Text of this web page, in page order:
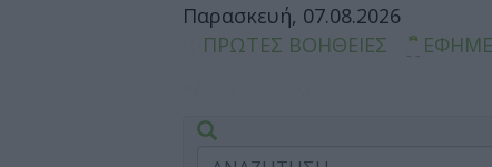
Παρασκευή, 07.08.2026
ΠΡΩΤΕΣ ΒΟΗΘΕΙΕΣ